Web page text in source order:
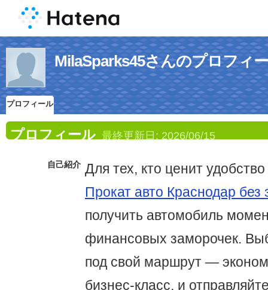
MilaSparks45さんのプロフィ
プロフィール
プロフィール 最終更新日: 2026/06/15
自己紹介 Для тех, кто ценит
Прокат авто Краснодар без
получить автомобиль
финансовых заморочек.
под свой маршрут —
бизнес-класс, и